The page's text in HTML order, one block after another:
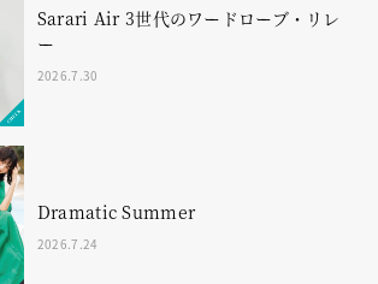
Sarari Air 3世代のワードローブ・リレ
ー
2026.7.30
Dramatic Summer
2026.7.24